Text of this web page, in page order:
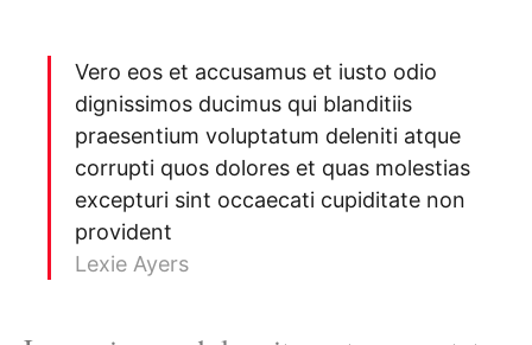
Vero eos et accusamus et iusto odio
dignissimos ducimus qui blanditiis
praesentium voluptatum deleniti atque
corrupti quos dolores et quas molestias
excepturi sint occaecati cupiditate non
provident
Lexie Ayers